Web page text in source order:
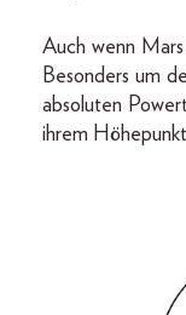
Auch wenn
Besonders um
absoluten
ihrem